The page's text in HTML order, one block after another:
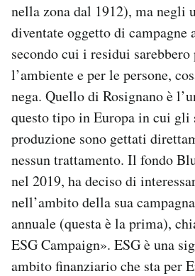
nella zona dal 1912), ma negli
diventate oggetto di campagne
secondo cui i residui
l’ambiente e per le persone,
nega. Quello di Rosignano è
questo tipo in Europa in cui gli
produzione sono gettati
nessun trattamento. Il fondo
nel 2019, ha deciso di
nell’ambito della sua
annuale (questa è la prima),
ESG Campaign». ESG è una
ambito finanziario che sta per